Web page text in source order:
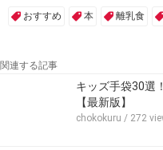
おすすめ 本 離乳食
関連する記事
キッズ手袋30選
【最新版】
chokokuru / 272